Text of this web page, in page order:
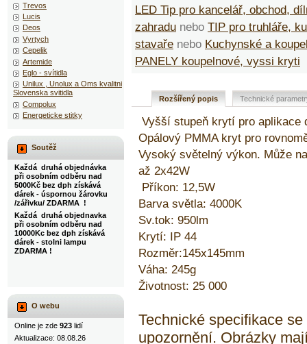
LED Tip pro kancelář, obchod,
zahradu nebo TIP pro truhláře,
stavaře nebo Kuchynské a
PANELY koupelnové, vyssi kryti
Rozšířený popis Technické
Vyšší stupeň krytí pro aplikace
Opálový PMMA kryt pro
Vysoký světelný výkon. Může
až 2x42W
Příkon: 12,5W
Barva světla: 4000K
Sv.tok: 950lm
Krytí: IP 44
Rozměr:145x145mm
Váha: 245g
Životnost: 25 000
Technické specifikace
upozornění. Obrázky
Trevos
Lucis
Deos
Vyrtych
Cepelik
Artemide
Eglo - svítidla
Unilux , Unolux a Oms kvalitni
Slovenska svitidla
Compolux
Energeticke stitky
Soutěž
Každá druhá objednávka
při osobním odběru nad
5000Kč bez dph získává
dárek - úspornou žárovku
/zářivku/ ZDARMA !
Každá druhá objednavka
při osobním odběru nad
10000Kc bez dph získává
dárek - stolni lampu
ZDARMA !
O webu
Online je zde 923 lidí
Aktualizace: 08.08.26